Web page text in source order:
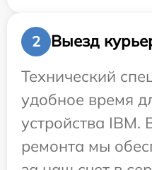
2
Выезд
Технический
удобное время
устройства IBM.
ремонта мы